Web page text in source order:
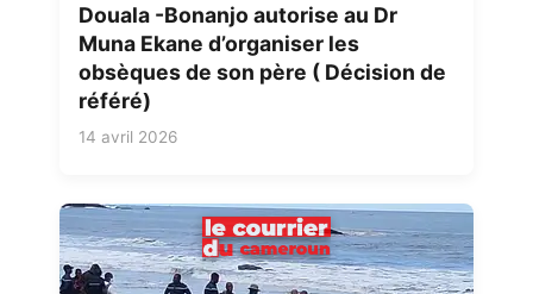
Douala -Bonanjo autorise au Dr
Muna Ekane d’organiser les
obsèques de son père ( Décision de
référé)
14 avril 2026